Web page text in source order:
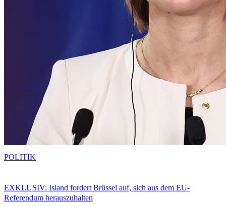
EXKLUSIV: Island fordert Brüssel auf, sich aus dem EU-
Referendum herauszuhalten
POLITIK